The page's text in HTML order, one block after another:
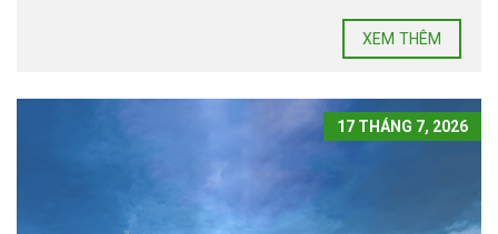
XEM THÊM
17 THÁNG 7, 2026